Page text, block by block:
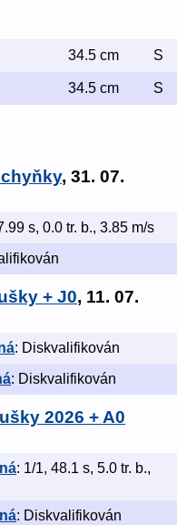
34.5 cm S
34.5 cm S
, 31. 07.
s, 0.0 tr. b., 3.85 m/s
+ J0, 11. 07.
: Diskvalifikován
: Diskvalifikován
2026 + A0
: 1/1, 48.1 s, 5.0 tr. b.,
: Diskvalifikován